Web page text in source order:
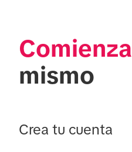
Comienza
mismo
Crea tu cuenta